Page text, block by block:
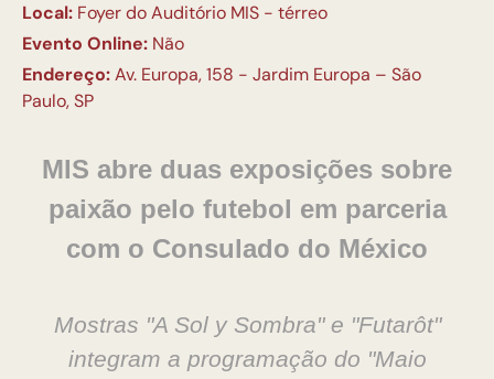
Local: Foyer do Auditório MIS - térreo
Evento Online: Não
Endereço:Av. Europa, 158 - Jardim Europa – São
Paulo, SP
MIS abre duas exposições sobre
paixão pelo futebol em parceria
com o Consulado do México
Mostras "A Sol y Sombra" e "Futarôt"
integram a programação do "Maio